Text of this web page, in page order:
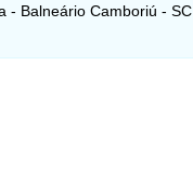
- Balneário Camboriú - SC